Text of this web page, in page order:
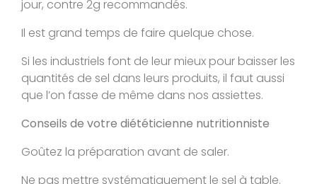
jour, contre 2g recommandés.
Il est grand temps de faire quelque chose.
Si les industriels font de leur mieux pour baisser les
quantités de sel dans leurs produits, il faut aussi
que l’on fasse de même dans nos assiettes.
Conseils de votre diététicienne nutritionniste
Goûtez la préparation avant de saler.
Ne pas mettre systématiquement le sel à table.